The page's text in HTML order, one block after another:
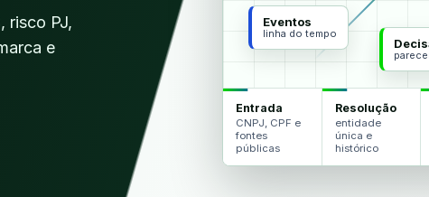
risco PJ,
e
Eventos
linha do tempo
Entrada
CNPJ, CPF e
fontes
públicas
Resolução
entidade
única e
histórico